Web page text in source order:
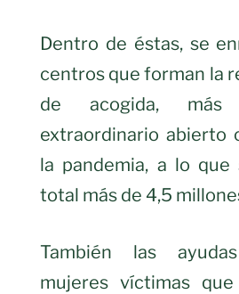
Dentro de éstas, se
centros que forman la
de acogida,
extraordinario abierto
la pandemia, a lo que
total más de 4,5
También las
mujeres víctimas